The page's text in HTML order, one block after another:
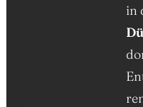
in